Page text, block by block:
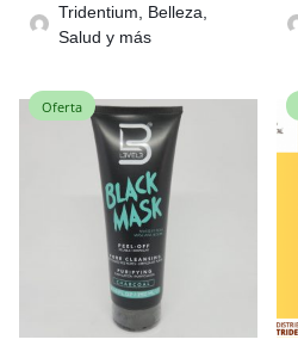
Tridentium, Belleza,
Salud y más
Oferta